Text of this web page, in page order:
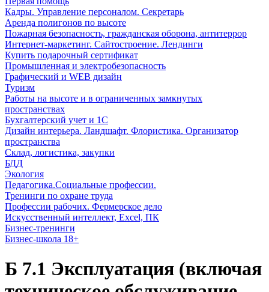
Кадры. Управление персоналом. Секретарь
Аренда полигонов по высоте
Пожарная безопасность, гражданская оборона, антитеррор
Интернет-маркетинг. Сайтостроение. Лендинги
Купить подарочный сертификат
Промышленная и электробезопасность
Графический и WEB дизайн
Туризм
Работы на высоте и в ограниченных замкнутых
пространствах
Бухгалтерский учет и 1С
Дизайн интерьера. Ландшафт. Флористика. Организатор
пространства
Склад, логистика, закупки
БДД
Экология
Педагогика.Социальные профессии.
Тренинги по охране труда
Профессии рабочих. Фермерское дело
Искусственный интеллект, Excel, ПК
Бизнес-тренинги
Бизнес-школа 18+
Б 7.1 Эксплуатация (включая